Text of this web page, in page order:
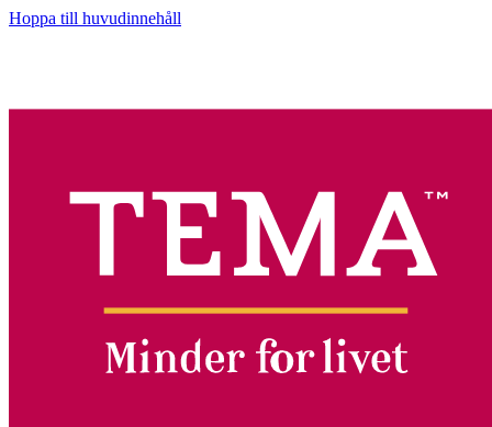
Hoppa till huvudinnehåll